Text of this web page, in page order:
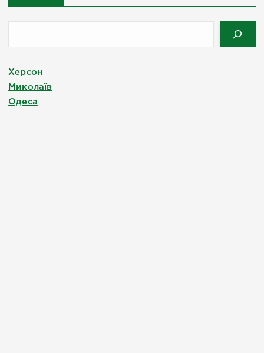
Херсон
Миколаїв
Одеса